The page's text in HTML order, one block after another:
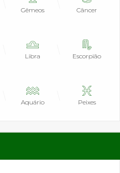
Gêmeos Câncer
Libra Escorpião
Aquário Peixes